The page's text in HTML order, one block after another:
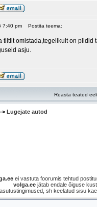
7:40 pm Postita teema:
tiitlit omistada,tegelikult on
asju.
Reasta teated
-> Lugejate autod
ei vastuta foorumis tehtud
volga.eejätab endale õiguse
sh keelatud sisu